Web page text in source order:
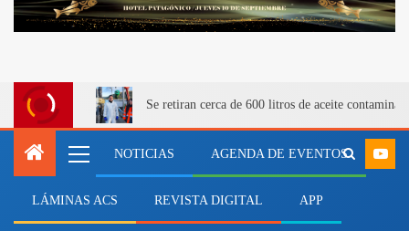
Se retiran cerca de 600 litros de aceite
NOTICIAS AGENDA DE EVENTOS
LÁMINAS ACS REVISTA DIGITAL APP
agroacuícola